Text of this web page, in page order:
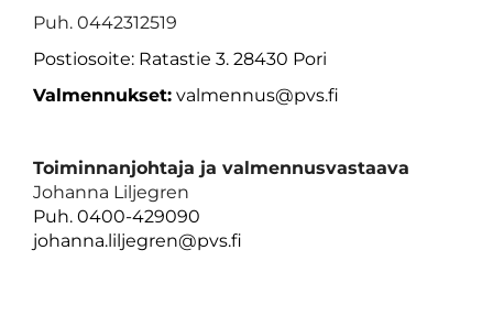
Puh. 0442312519
Postiosoite: Ratastie 3. 28430 Pori
Valmennukset: valmennus@pvs.fi
Toiminnanjohtaja ja valmennusvastaava
Johanna Liljegren
Puh. 0400-429090
johanna.liljegren@pvs.fi